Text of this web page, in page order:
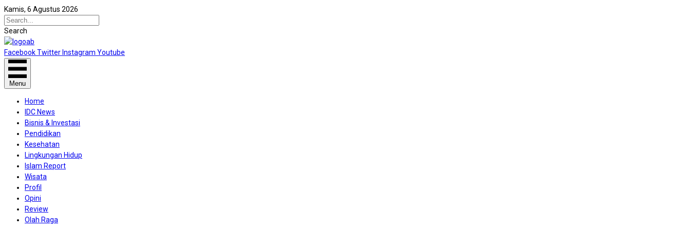
Kamis, 6 Agustus 2026
Search
FacebookTwitter Instagram Youtube
Menu
Home
IDC News
Bisnis & Investasi
Pendidikan
Kesehatan
Lingkungan Hidup
Islam Report
Wisata
Profil
Opini
Review
Olah Raga